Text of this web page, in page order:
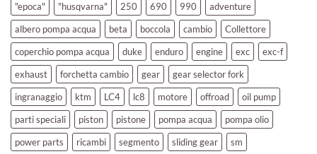
"epoca" "husqvarna" 250 690 990
adventure
albero pompa acqua
beta boccola cambio
Collettore
coperchio pompa acqua
duke enduro engine exc
exc-f
exhaust
forchetta cambio gear
gear selector fork
ingranaggio
ktm LC4 lc8 motore offroad
oil pump
parti speciali
piston pistone pompa acqua
pompa olio
power parts
ricambi segmento sliding gear
sm